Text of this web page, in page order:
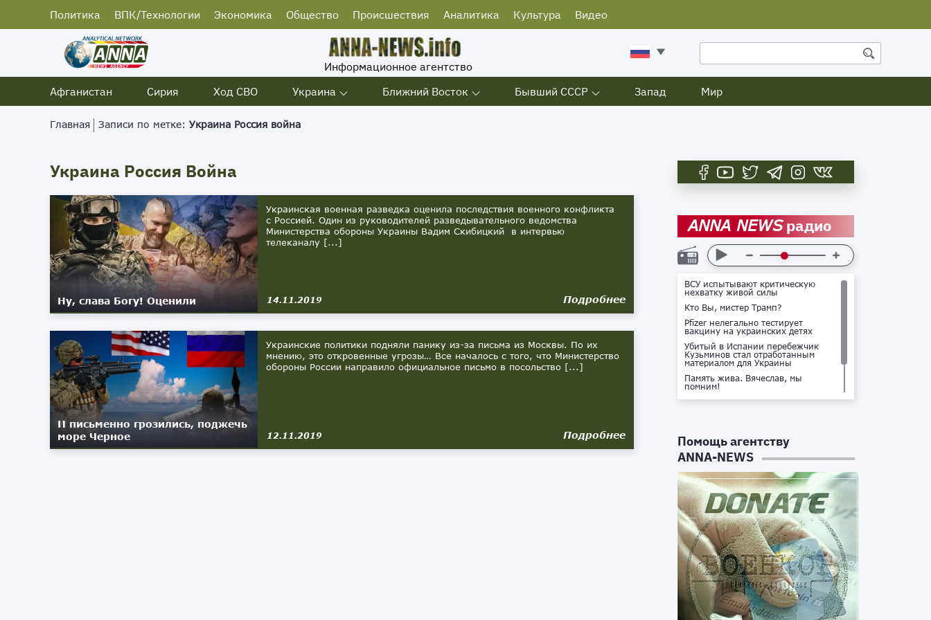
Политика ВПК/Технологии Экономика Общество Происшествия Аналитика Культура Видео
Информационное агентство
Афганистан
Сирия Ход СВО Украина Ближний Восток Бывший СССР Запад Мир
Главная Записи по метке: Украина Россия война
Украина Россия Война
Ну, слава Богу! Оценили
Украинская военная разведка оценила последствия военного конфликта
с Россией. Один из руководителей разведывательного ведомства
Министерства обороны Украины Вадим Скибицкий в интервью
телеканалу [...]
14.11.2019 Подробнее
И письменно грозились, поджечь
море Черное
Украинские политики подняли панику из-за письма из Москвы. По их
мнению, это откровенные угрозы… Все началось с того, что Министерство
обороны России направило официальное письмо в посольство [...]
12.11.2019 Подробнее
ANNA NEWSрадио
ВСУ испытывают критическую
нехватку живой силы
Кто Вы, мистер Трамп?
Pfizer нелегально тестирует
вакцину на украинских детях
Убитый в Испании перебежчик
Кузьминов стал отработанным
материалом для Украины
Память жива. Вячеслав, мы
помним!
Не доставайся ты никому!
Помощь агентству
ANNA-NEWS